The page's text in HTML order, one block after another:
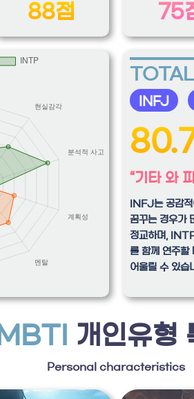
88점 75
TOTAL
INFJ
“기타 와
INFJ는 공감
꿈꾸는 경우가
정교하며,
를 함께 연주할
어울릴 수 있습
MBTI 개인유형
Personal characteristics